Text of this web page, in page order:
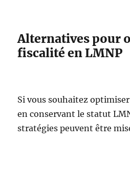
Alternatives pour
fiscalité en LMNP
Si vous souhaitez
en conservant le statut
stratégies peuvent être